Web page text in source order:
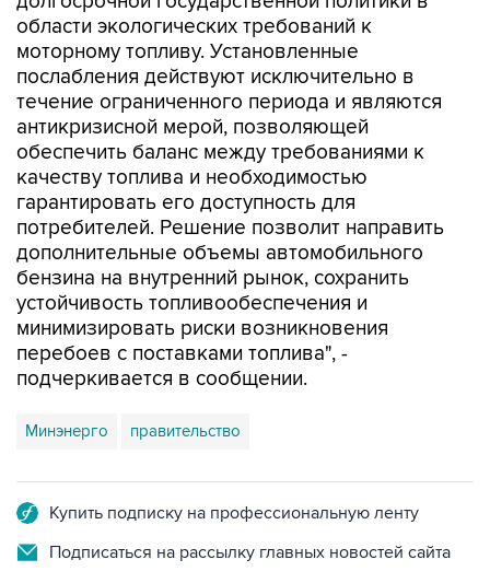
области экологических требований к
моторному топливу. Установленные
послабления действуют исключительно в
течение ограниченного периода и являются
антикризисной мерой, позволяющей
обеспечить баланс между требованиями к
качеству топлива и необходимостью
гарантировать его доступность для
потребителей. Решение позволит направить
дополнительные объемы автомобильного
бензина на внутренний рынок, сохранить
устойчивость топливообеспечения и
минимизировать риски возникновения
перебоев с поставками топлива", -
подчеркивается в сообщении.
Минэнерго правительство
Купить подписку на профессиональную ленту
Подписаться на рассылку главных новостей сайта